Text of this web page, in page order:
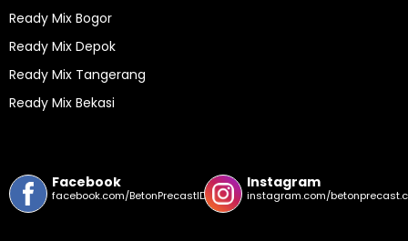
Ready Mix Bogor
Ready Mix Depok
Ready Mix Tangerang
Ready Mix Bekasi
Facebook
facebook.com/BetonPrecastID/
Instagram
instagram.com/